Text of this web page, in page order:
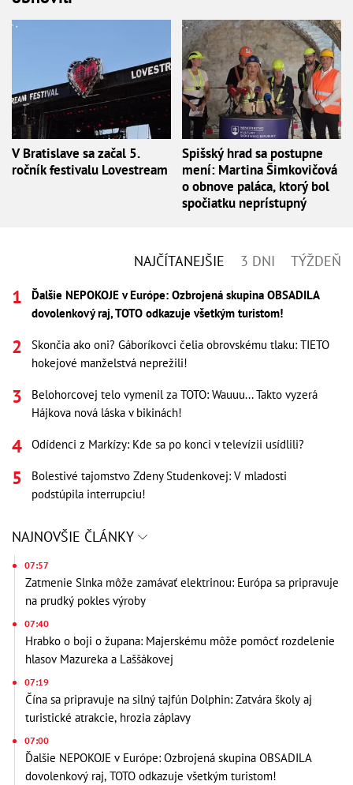
V Bratislave sa začal 5.
ročník festivalu Lovestream
Spišský hrad sa postupne
mení: Martina Šimkovičová
o obnove paláca, ktorý bol
spočiatku neprístupný
NAJČÍTANEJŠIE 3 DNI TÝŽDEŇ
Ďalšie NEPOKOJE v Európe: Ozbrojená skupina OBSADILA
dovolenkový raj, TOTO odkazuje všetkým turistom!
Skončia ako oni? Gáboríkovci čelia obrovskému tlaku: TIETO
hokejové manželstvá neprežili!
Belohorcovej telo vymenil za TOTO: Wauuu... Takto vyzerá
Hájkova nová láska v bikinách!
Odídenci z Markízy: Kde sa po konci v televízii usídlili?
Bolestivé tajomstvo Zdeny Studenkovej: V mladosti
podstúpila interrupciu!
NAJNOVŠIE ČLÁNKY
07:57
Zatmenie Slnka môže zamávať elektrinou: Európa sa pripravuje
na prudký pokles výroby
07:40
Hrabko o boji o župana: Majerskému môže pomôcť rozdelenie
hlasov Mazureka a Laššákovej
07:19
Čína sa pripravuje na silný tajfún Dolphin: Zatvára školy aj
turistické atrakcie, hrozia záplavy
07:00
Ďalšie NEPOKOJE v Európe: Ozbrojená skupina OBSADILA
dovolenkový raj, TOTO odkazuje všetkým turistom!